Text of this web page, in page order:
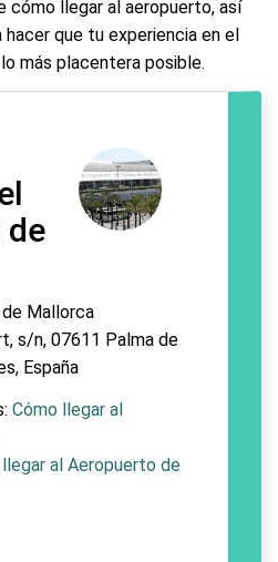
cómo llegar al aeropuerto, así
que tu experiencia en el
más placentera posible.
de
Mallorca
s/n, 07611 Palma de
España
Cómo llegar al
al Aeropuerto de